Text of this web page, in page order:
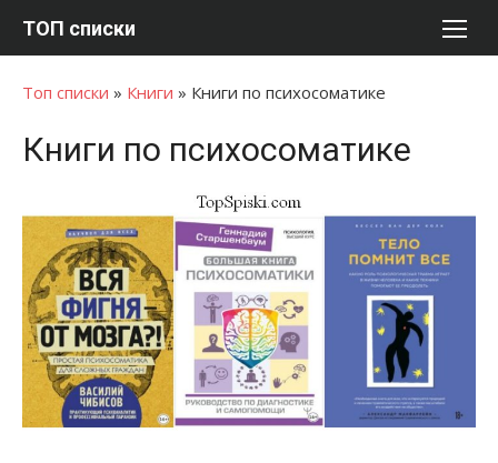
ТОП списки
Топ списки » Книги » Книги по психосоматике
Книги по психосоматике